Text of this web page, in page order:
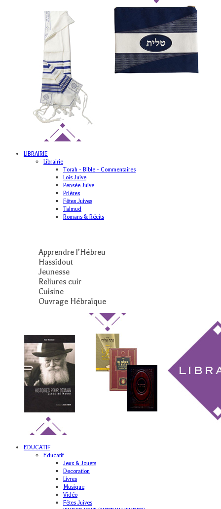
LIBRAIRIE
Librairie
Torah - Bible - Commentaires
Lois Juive
Pensée Juive
Prières
Fêtes Juives
Talmud
Romans & Récits
Apprendre l’Hébreu
Hassidout
Jeunesse
Reliures cuir
Cuisine
Ouvrage Hébraïque
EDUCATIF
Educatif
Jeux & Jouets
Decoration
Livres
Musique
Vidéo
Fêtes Juives